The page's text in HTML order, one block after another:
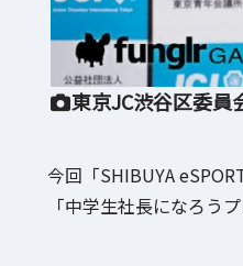
東京JC渋谷区委員
今回「SHIBUYA
「中学生社長になろう